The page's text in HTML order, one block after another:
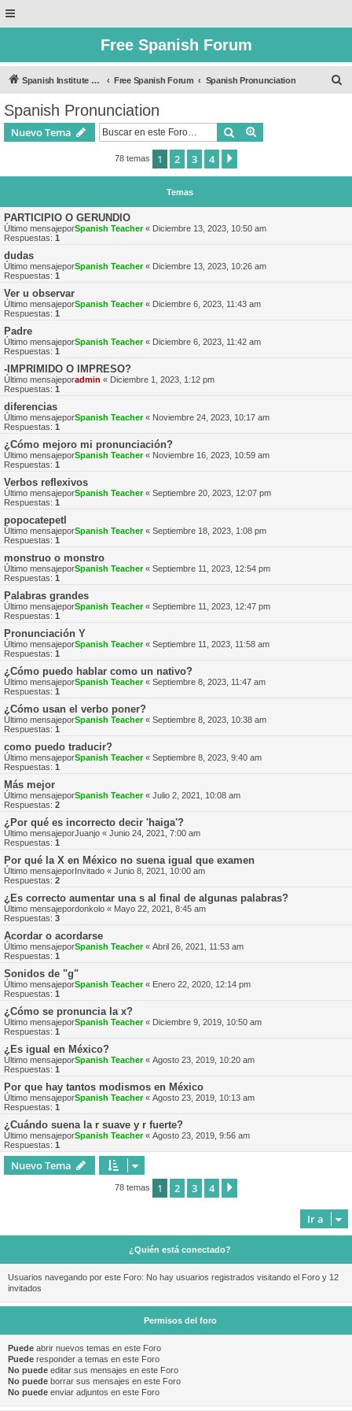
Free Spanish Forum
Spanish Institute of Puebla Free Spanish Forum Spanish Pronunciation
Spanish Pronunciation
Nuevo Tema Buscar
78 temas 1 2 3 4
Temas
PARTICIPIO O GERUNDIO
Último mensajeporSpanish Teacher« Diciembre 13, 2023, 10:50 am
Respuestas: 1
dudas
Último mensajeporSpanish Teacher« Diciembre 13, 2023, 10:26 am
Respuestas: 1
Ver u observar
Último mensajeporSpanish Teacher« Diciembre 6, 2023, 11:43 am
Respuestas: 1
Padre
Último mensajeporSpanish Teacher« Diciembre 6, 2023, 11:42 am
Respuestas: 1
-IMPRIMIDO O IMPRESO?
Último mensajeporadmin « Diciembre 1, 2023, 1:12 pm
Respuestas: 1
diferencias
Último mensajeporSpanish Teacher« Noviembre 24, 2023, 10:17 am
Respuestas: 1
¿Cómo mejoro mi pronunciación?
Último mensajeporSpanish Teacher« Noviembre 16, 2023, 10:59 am
Respuestas: 1
Verbos reflexivos
Último mensajeporSpanish Teacher« Septiembre 20, 2023, 12:07 pm
Respuestas: 1
popocatepetl
Último mensajeporSpanish Teacher« Septiembre 18, 2023, 1:08 pm
Respuestas: 1
monstruo o monstro
Último mensajeporSpanish Teacher« Septiembre 11, 2023, 12:54 pm
Respuestas: 1
Palabras grandes
Último mensajeporSpanish Teacher« Septiembre 11, 2023, 12:47 pm
Respuestas: 1
Pronunciación Y
Último mensajeporSpanish Teacher« Septiembre 11, 2023, 11:58 am
Respuestas: 1
¿Cómo puedo hablar como un nativo?
Último mensajeporSpanish Teacher« Septiembre 8, 2023, 11:47 am
Respuestas: 1
¿Cómo usan el verbo poner?
Último mensajeporSpanish Teacher« Septiembre 8, 2023, 10:38 am
Respuestas: 1
como puedo traducir?
Último mensajeporSpanish Teacher« Septiembre 8, 2023, 9:40 am
Respuestas: 1
Más mejor
Último mensajeporSpanish Teacher« Julio 2, 2021, 10:08 am
Respuestas: 2
¿Por qué es incorrecto decir 'haiga'?
Último mensajeporJuanjo « Junio 24, 2021, 7:00 am
Respuestas: 1
Por qué la X en México no suena igual que examen
Último mensajeporInvitado « Junio 8, 2021, 10:00 am
Respuestas: 2
¿Es correcto aumentar una s al final de algunas palabras?
Último mensajepordonkolo « Mayo 22, 2021, 8:45 am
Respuestas: 3
Acordar o acordarse
Último mensajeporSpanish Teacher« Abril 26, 2021, 11:53 am
Respuestas: 1
Sonidos de "g"
Último mensajeporSpanish Teacher« Enero 22, 2020, 12:14 pm
Respuestas: 1
¿Cómo se pronuncia la x?
Último mensajeporSpanish Teacher« Diciembre 9, 2019, 10:50 am
Respuestas: 1
¿Es igual en México?
Último mensajeporSpanish Teacher« Agosto 23, 2019, 10:20 am
Respuestas: 1
Por que hay tantos modismos en México
Último mensajeporSpanish Teacher« Agosto 23, 2019, 10:13 am
Respuestas: 1
¿Cuándo suena la r suave y r fuerte?
Último mensajeporSpanish Teacher« Agosto 23, 2019, 9:56 am
Respuestas: 1
Nuevo Tema
78 temas 1 2 3 4
Ir a
¿Quién está conectado?
Usuarios navegando por este Foro: No hay usuarios registrados visitando el Foro y 12
invitados
Permisos del foro
Puede abrir nuevos temas en este Foro
Puede responder a temas en este Foro
No puede editar sus mensajes en este Foro
No puede borrar sus mensajes en este Foro
No puede enviar adjuntos en este Foro